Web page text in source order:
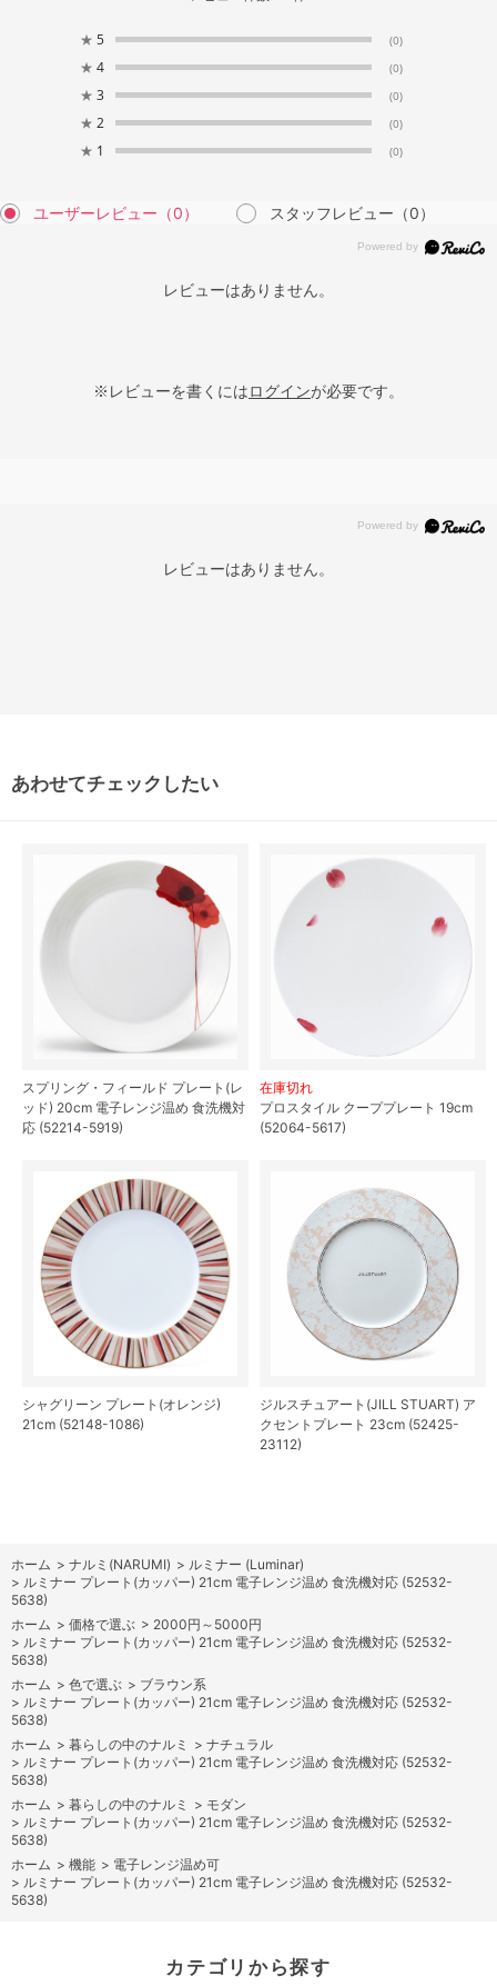
★ 5 (0)
★ 4 (0)
★ 3 (0)
★ 2 (0)
★ 1 (0)
ユーザーレビュー （0） スタッフレビュー （0）
レビューはありません。
※レビューを書くにはログインが必要です。
レビューはありません。
あわせてチェックしたい
スプリング・フィールド プレート(レ
ッド) 20cm 電子レンジ温め 食洗機対
応 (52214-5919)
在庫切れ
プロスタイル クーププレート 19cm
(52064-5617)
シャグリーン プレート(オレンジ)
21cm (52148-1086)
ジルスチュアート(JILL STUART) ア
クセントプレート 23cm (52425-
23112)
ホーム > ナルミ(NARUMI) > ルミナー (Luminar)
> ルミナー プレート(カッパー) 21cm 電子レンジ温め 食洗機対応 (52532-
5638)
ホーム > 価格で選ぶ > 2000円～5000円
> ルミナー プレート(カッパー) 21cm 電子レンジ温め 食洗機対応 (52532-
5638)
ホーム > 色で選ぶ > ブラウン系
> ルミナー プレート(カッパー) 21cm 電子レンジ温め 食洗機対応 (52532-
5638)
ホーム > 暮らしの中のナルミ > ナチュラル
> ルミナー プレート(カッパー) 21cm 電子レンジ温め 食洗機対応 (52532-
5638)
ホーム > 暮らしの中のナルミ > モダン
> ルミナー プレート(カッパー) 21cm 電子レンジ温め 食洗機対応 (52532-
5638)
ホーム > 機能 > 電子レンジ温め可
> ルミナー プレート(カッパー) 21cm 電子レンジ温め 食洗機対応 (52532-
5638)
カテゴリから探す